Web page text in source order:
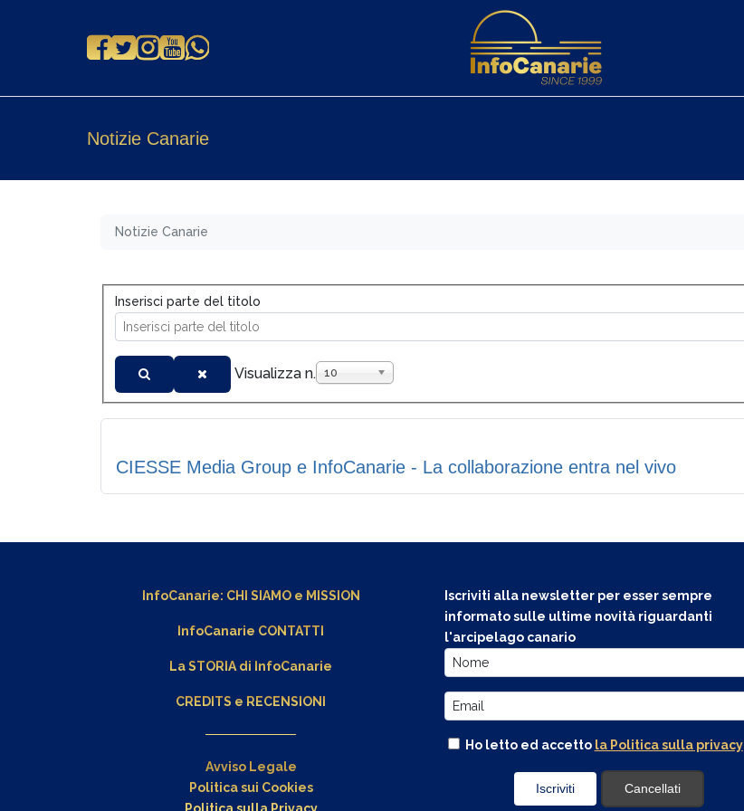
Notizie Canarie
Notizie Canarie
Inserisci parte del titolo
Visualizza n. 10
CIESSE Media Group e InfoCanarie - La collaborazione entra nel vivo
InfoCanarie: CHI SIAMOe MISSION
InfoCanarie CONTATTI
La STORIA di InfoCanarie
CREDITS e RECENSIONI
Avviso Legale
Politica sui Cookies
Iscriviti alla newsletter per esser sempre
informato sulle ultime novità riguardanti
l'arcipelago canario
Ho letto ed accetto la Politica sulla privacy